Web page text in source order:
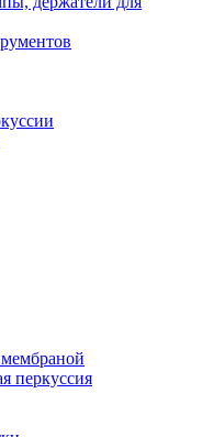
мембраной
перкуссия